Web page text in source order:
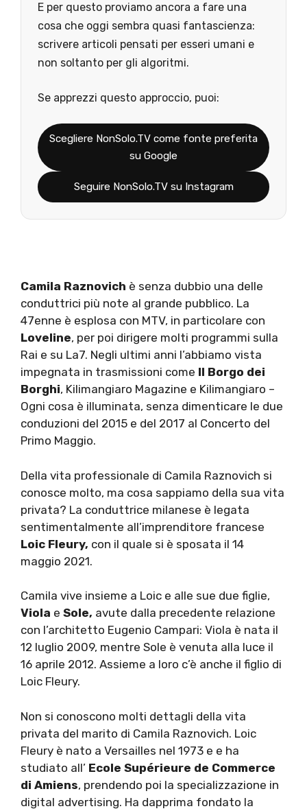
E per questo proviamo ancora a fare una
cosa che oggi sembra quasi fantascienza:
scrivere articoli pensati per esseri umani e
non soltanto per gli algoritmi.
Se apprezzi questo approccio, puoi:
Scegliere NonSolo.TV come fonte preferita
su Google
Seguire NonSolo.TV su Instagram
Camila Raznovich è senza dubbio una delle
conduttrici più note al grande pubblico. La
47enne è esplosa con MTV, in particolare con
Loveline, per poi dirigere molti programmi sulla
Rai e su La7. Negli ultimi anni l’abbiamo vista
impegnata in trasmissioni come Il Borgo dei
Borghi, Kilimangiaro Magazine e Kilimangiaro –
Ogni cosa è illuminata, senza dimenticare le due
conduzioni del 2015 e del 2017 al Concerto del
Primo Maggio.
Della vita professionale di Camila Raznovich si
conosce molto, ma cosa sappiamo della sua vita
privata? La conduttrice milanese è legata
sentimentalmente all’imprenditore francese
Loic Fleury, con il quale si è sposata il 14
maggio 2021.
Camila vive insieme a Loic e alle sue due figlie,
Viola e Sole, avute dalla precedente relazione
con l’architetto Eugenio Campari: Viola è nata il
12 luglio 2009, mentre Sole è venuta alla luce il
16 aprile 2012. Assieme a loro c’è anche il figlio di
Loic Fleury.
Non si conoscono molti dettagli della vita
privata del marito di Camila Raznovich. Loic
Fleury è nato a Versailles nel 1973 e e ha
studiato all’ Ecole Supérieure de Commerce
di Amiens, prendendo poi la specializzazione in
digital advertising. Ha dapprima fondato la